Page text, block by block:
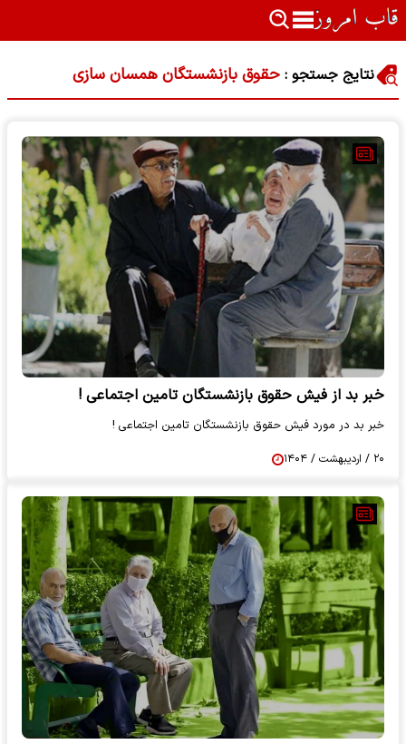
نتایج جستجو : حقوق بازنشستگان همسان سازی
خبر بد از فیش حقوق بازنشستگان تامین اجتماعی !
خبر بد در مورد فیش حقوق بازنشستگان تامین اجتماعی !
۲۰ / اردیبهشت / ۱۴۰۴